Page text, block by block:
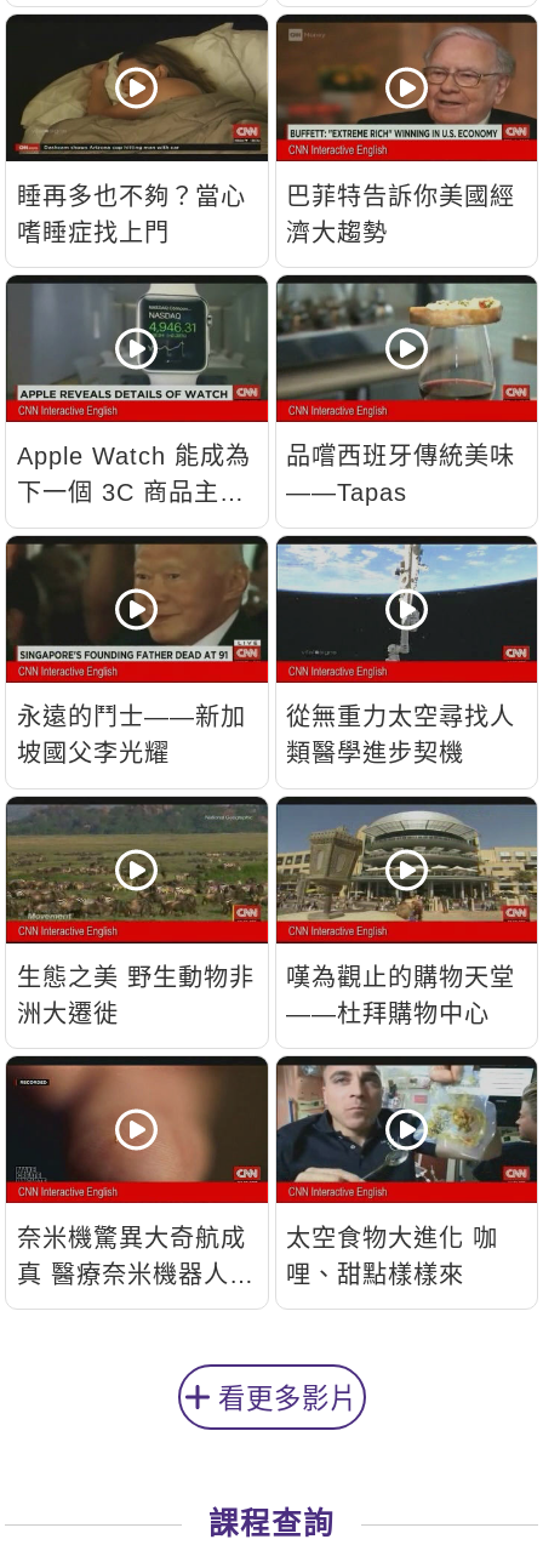
睡再多也不夠？當心
嗜睡症找上門
巴菲特告訴你美國經
濟大趨勢
Apple Watch 能成為
下一個 3C 商品主
流？
品嚐西班牙傳統美味
——Tapas
永遠的鬥士——新加
坡國父李光耀
從無重力太空尋找人
類醫學進步契機
生態之美 野生動物非
洲大遷徙
嘆為觀止的購物天堂
——杜拜購物中心
奈米機驚異大奇航成
真 醫療奈米機器人問
世
太空食物大進化 咖
哩、甜點樣樣來
看更多影片
課程查詢